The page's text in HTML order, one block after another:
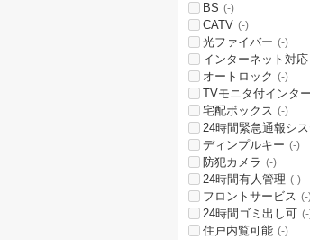
BS (-)
CATV (-)
光ファイバー (-)
インターネット対応
オートロック (-)
TVモニタ付インタ
宅配ボックス (-)
24時間緊急通報シ
ディンプルキー (-)
防犯カメラ (-)
24時間有人管理 (-)
フロントサービス (-
24時間ゴミ出し可
住戸内覧可能 (-)